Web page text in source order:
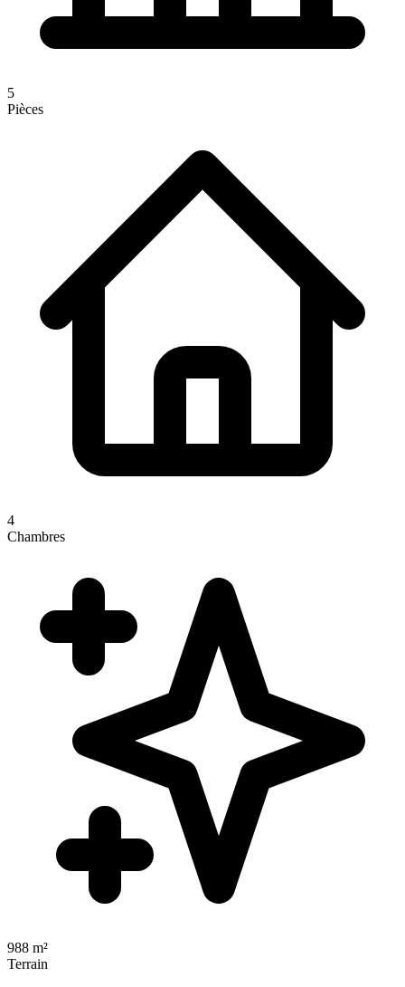
5
Pièces
4
Chambres
988 m²
Terrain